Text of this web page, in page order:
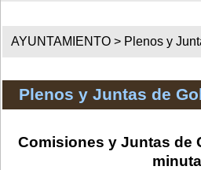
AYUNTAMIENTO > Plenos y
Plenos y Juntas de
Comisiones y Juntas de
minuta